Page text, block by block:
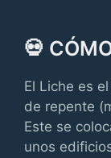
💀
El Liche es
de repente
Este se
unos